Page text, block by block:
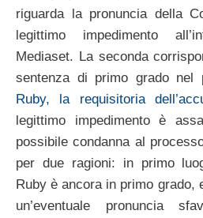
riguarda la pronuncia della
legittimo impedimento
Mediaset. La seconda
sentenza di primo grado nel
Ruby, la requisitoria
legittimo impedimento è
possibile condanna al
per due ragioni: in primo
Ruby è ancora in primo grado,
un’eventuale pronuncia